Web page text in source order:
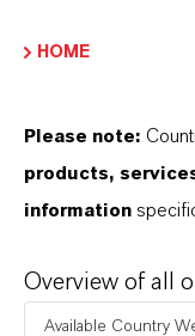
verfügbar
Downloads
HOME
Please note:
products,
information
Overview of all
Available Country